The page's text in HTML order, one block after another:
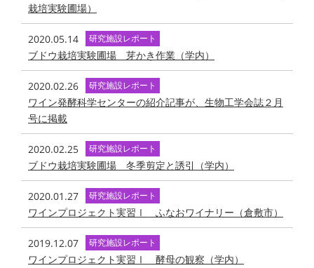
栽培実験圃場）
2020.05.14 研究施設レポート
ブドウ栽培実験圃場 芽かき作業（学内）
2020.02.26 研究施設レポート
ワイン発酵科学センターの紹介記事が、生物工学会誌２月
号に掲載
2020.02.25 研究施設レポート
ブドウ栽培実験圃場 冬季剪定と誘引（学内）
2020.01.27 研究施設レポート
ワインプロジェクト実習Ⅰ ふなおワイナリー（倉敷市）
2019.12.07 研究施設レポート
ワインプロジェクト実習Ⅰ 酵母の観察（学内）